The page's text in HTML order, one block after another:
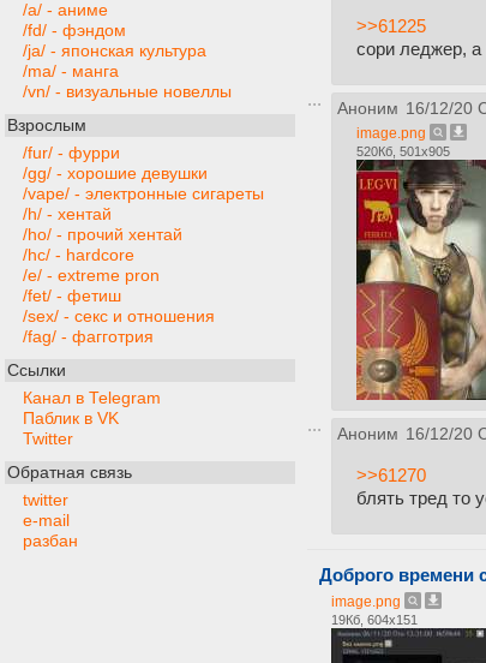
/a/ - аниме
/fd/ - фэндом
/ja/ - японская культура
/ma/ - манга
/vn/ - визуальные новеллы
Взрослым
/fur/ - фурри
/gg/ - хорошие девушки
/vape/ - электронные сигареты
/h/ - хентай
/ho/ - прочий хентай
/hc/ - hardcore
/e/ - extreme pron
/fet/ - фетиш
/sex/ - секс и отношения
/fag/ - фагготрия
Ссылки
Канал в Telegram
Паблик в VK
Twitter
Обратная связь
twitter
e-mail
разбан
>>61225
сори леджер,
Аноним 16/12/20
image.png
520Кб, 501x905
Аноним 16/12/20
>>61270
блять тред то
Доброго времени
image.png
19Кб, 604x151